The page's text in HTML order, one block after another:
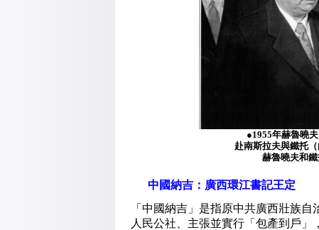
●1955年赫魯曉
赴南斯拉夫與鐵托
赫魯曉夫和鐵
中國納吉：廣西環江書記王定
「中國納吉」是指原中共廣西壯族
人民公社、主張並實行「包產到戶